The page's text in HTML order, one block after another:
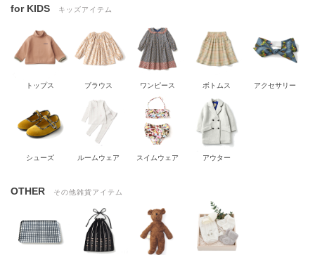
for KIDS キッズアイテム
トップス ブラウス ワンピース ボトムス アクセサリー
シューズ ルームウェア スイムウェア アウター
OTHER その他雑貨アイテム